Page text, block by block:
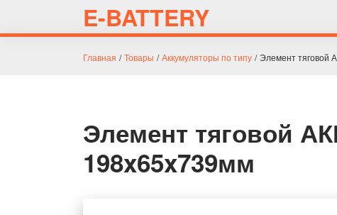
E-BATTERY
Главная / Товары / Аккумуляторы по типу / Элемент тяговой
Элемент тяговой
198x65x739мм